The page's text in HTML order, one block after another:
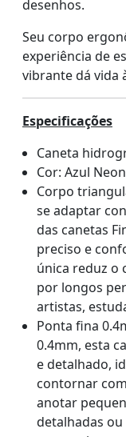
desenhos.
Seu corpo
experiência de
vibrante dá vida
Especificações
Caneta
Cor: Azul Neon
Corpo
se adaptar
das canetas
preciso e
única reduz o
por longos
artistas,
Ponta fina
0.4mm, esta
e detalhado,
contornar
anotar
detalhadas ou